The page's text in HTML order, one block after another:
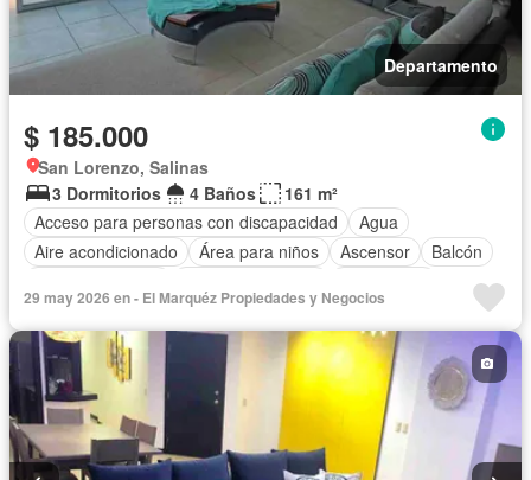
Departamento
$ 185.000
San Lorenzo, Salinas
3 Dormitorios
4 Baños
161 m²
Acceso para personas con discapacidad
Agua
Aire acondicionado
Área para niños Ascensor
Balcón
Estacionamiento
Garita de guardianía Jacuzzi
Piscina
Conserje Seguridad
Terraza
Vista panorámica
Completamente amoblado
29 may 2026 en - El Marquéz Propiedades y Negocios